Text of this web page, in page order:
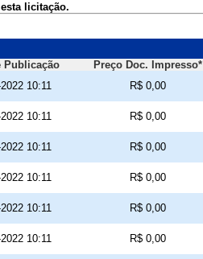
licitação.
Publicação Preço Doc. Impresso*
10:11 R$ 0,00
10:11 R$ 0,00
10:11 R$ 0,00
10:11 R$ 0,00
10:11 R$ 0,00
10:11 R$ 0,00